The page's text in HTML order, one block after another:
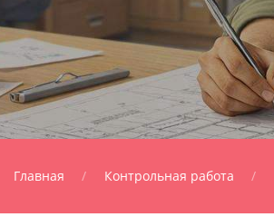
Главная Контрольная работа